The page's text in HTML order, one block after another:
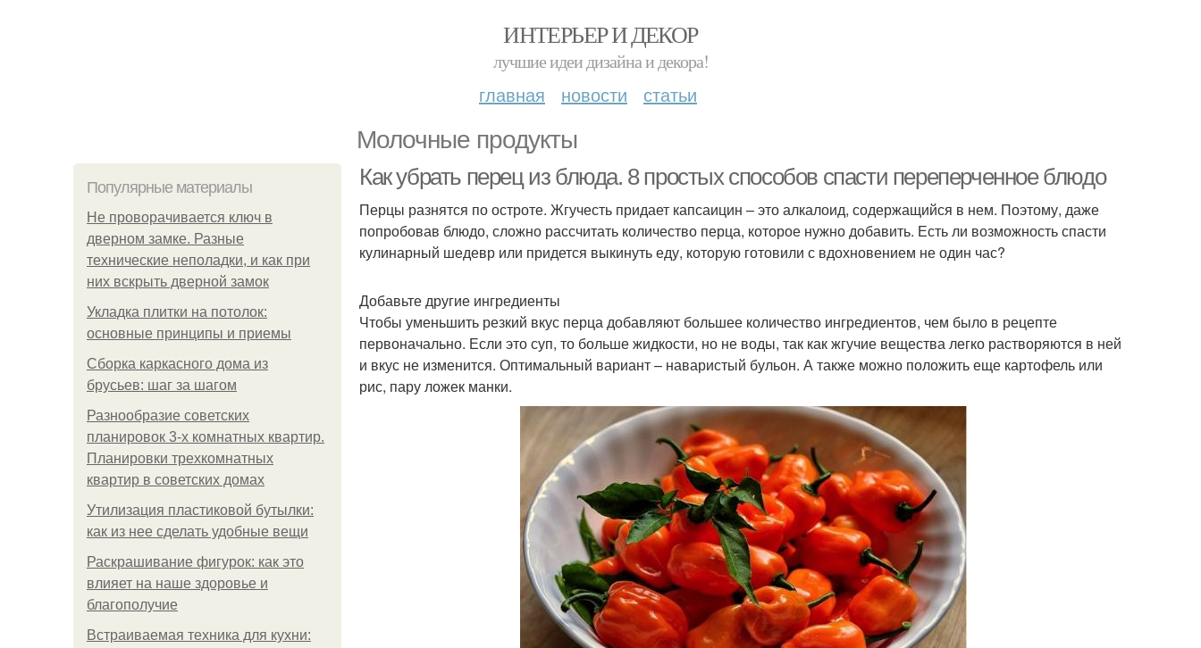
ИНТЕРЬЕР И ДЕКОР
лучшие идеи дизайна и декора!
главная новости статьи
Молочные продукты
Популярные материалы
Не проворачивается ключ в
дверном замке. Разные
технические неполадки, и как при
них вскрыть дверной замок
Укладка плитки на потолок:
основные принципы и приемы
Сборка каркасного дома из
брусьев: шаг за шагом
Разнообразие советских
планировок 3-х комнатных квартир.
Планировки трехкомнатных
квартир в советских домах
Утилизация пластиковой бутылки:
как из нее сделать удобные вещи
Раскрашивание фигурок: как это
влияет на наше здоровье и
благополучие
Встраиваемая техника для кухни:
Как убрать перец из блюда. 8 простых способов спасти переперченное блюдо
Перцы разнятся по остроте. Жгучесть придает капсаицин – это алкалоид, содержащийся в нем. Поэтому, даже
попробовав блюдо, сложно рассчитать количество перца, которое нужно добавить. Есть ли возможность спасти
кулинарный шедевр или придется выкинуть еду, которую готовили с вдохновением не один час?
Добавьте другие ингредиенты
Чтобы уменьшить резкий вкус перца добавляют большее количество ингредиентов, чем было в рецепте
первоначально. Если это суп, то больше жидкости, но не воды, так как жгучие вещества легко растворяются в ней
и вкус не изменится. Оптимальный вариант – наваристый бульон. А также можно положить еще картофель или
рис, пару ложек манки.